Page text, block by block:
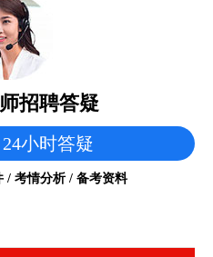
招聘答疑
小时答疑
/ 考情分析 / 备考资料